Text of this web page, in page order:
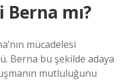
mı?
mücadelesi
Berna bu şekilde adaya
mutluluğunu